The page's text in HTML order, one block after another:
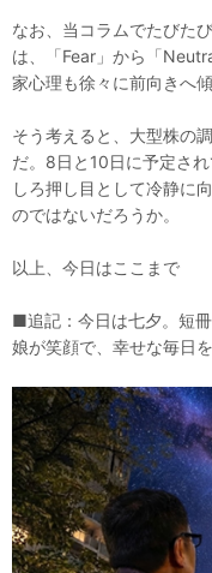
なお、当コラムでたびた
は、「Fear」から「
家心理も徐々に前向きへ傾
そう考えると、大型株の
だ。8日と10日に予定さ
しろ押し目として冷静に
のではないだろうか。
以上、今日はここまで
■追記：今日は七夕。短冊
娘が笑顔で、幸せな毎日